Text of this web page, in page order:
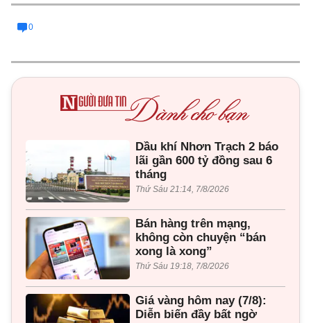
0
Dầu khí Nhơn Trạch 2 báo
lãi gần 600 tỷ đồng sau 6
tháng
Thứ Sáu 21:14, 7/8/2026
Bán hàng trên mạng,
không còn chuyện “bán
xong là xong”
Thứ Sáu 19:18, 7/8/2026
Giá vàng hôm nay (7/8):
Diễn biến đầy bất ngờ